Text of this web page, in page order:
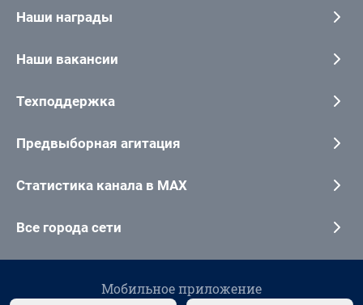
Наши награды
Наши вакансии
Техподдержка
Предвыборная агитация
Статистика канала в MAX
Все города сети
Мобильное приложение